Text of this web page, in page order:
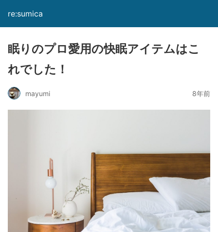
re:sumica
眠りのプロ愛用の快眠アイテムはこ
れでした！
mayumi 8年前